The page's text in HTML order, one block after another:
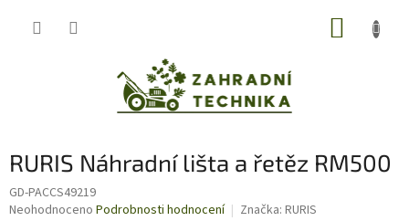
RURIS Náhradní lišta a řetěz RM500
GD-PACCS49219
Průměrné
Neohodnoceno Podrobnosti hodnocení Značka: RURIS